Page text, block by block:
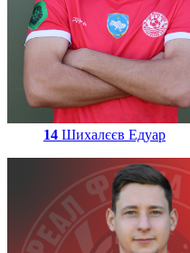
14 Шихалєєв Едуар